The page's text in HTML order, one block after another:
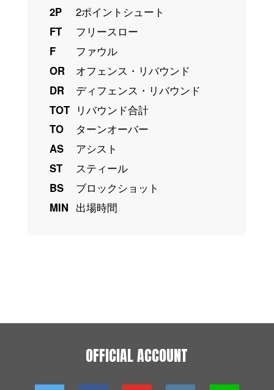
2P
2ポイントシュート
FT
フリースロー
F
ファウル
OR
オフェンス・リバウンド
DR
ディフェンス・リバウンド
TOT リバウンド合計
TO
ターンオーバー
AS
アシスト
ST
スティール
BS
ブロックショット
MIN 出場時間
OFFICIAL ACCOUNT